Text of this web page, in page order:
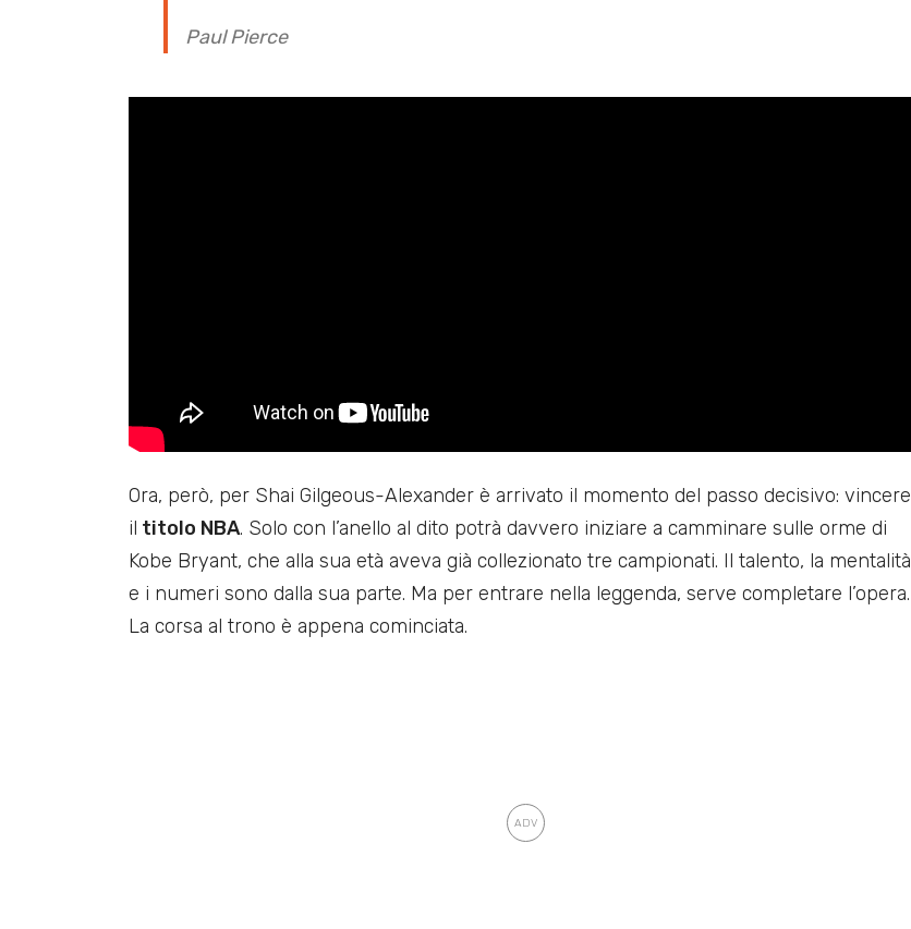
Paul Pierce
Ora, però, per Shai Gilgeous-Alexander è arrivato il momento del passo decisivo: vincere
il titolo NBA. Solo con l’anello al dito potrà davvero iniziare a camminare sulle orme di
Kobe Bryant, che alla sua età aveva già collezionato tre campionati. Il talento, la mentalità
e i numeri sono dalla sua parte. Ma per entrare nella leggenda, serve completare l’opera.
La corsa al trono è appena cominciata.